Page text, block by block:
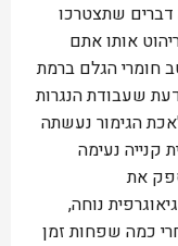
שתצטרכו
אותו אתם
חומרי הגלם ברמת
שעבודת הנגרות
הגימור נעשתה
קנייה נעימה
את
נוחה,
כמה שפחות זמן